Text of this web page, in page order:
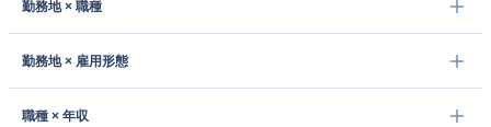
勤務地 × 職種
勤務地 × 雇用形態
職種 × 年収